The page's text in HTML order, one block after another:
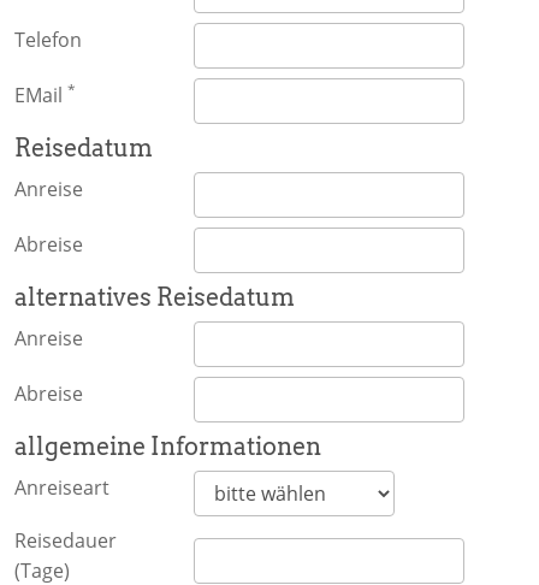
Telefon
EMail *
Reisedatum
Anreise
Abreise
alternatives Reisedatum
Anreise
Abreise
allgemeine Informationen
Anreiseart
Reisedauer
(Tage)